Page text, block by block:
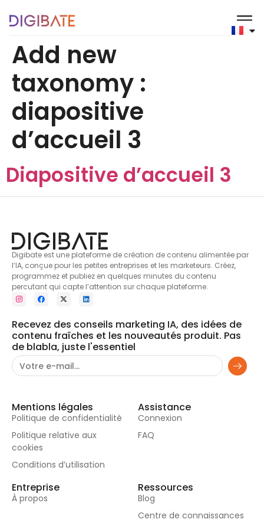
principal
Add new
taxonomy :
diapositive
d’accueil 3
Diapositive d’accueil 3
Digibate est une plateforme de création de contenu alimentée par
l’IA, conçue pour les petites entreprises et les marketeurs. Créez,
programmez et publiez en quelques minutes du contenu
percutant qui capte l’attention sur chaque plateforme.
Recevez des conseils marketing IA, des idées de
contenu fraîches et les nouveautés produit. Pas
de blabla, juste l'essentiel
Mentions légales
Politique de confidentialité
Politique relative aux
cookies
Conditions d’utilisation
Assistance
Connexion
FAQ
Entreprise
À propos
Ressources
Blog
Centre de connaissances